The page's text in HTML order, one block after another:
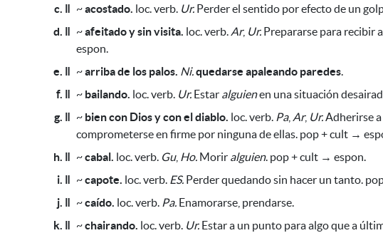
c. ǁ ~acostado. loc. verb. Ur. Perder el sentido por efecto de un
d. ǁ ~afeitado y sin visita. loc. verb. Ar, Ur. Prepararse para recibir
espon.
e. ǁ ~arriba de los palos. Ni.quedarse apaleando paredes.
f. ǁ ~ bailando. loc. verb. Ur. Estar alguienen una situación
g. ǁ ~ bien con Dios y con el diablo. loc. verb. Pa, Ar, Ur.Adherirse
comprometerse en firme por ninguna de ellas. pop + cult →
h. ǁ ~cabal. loc. verb. Gu, Ho. Morir alguien. pop + cult → espon.
i. ǁ ~capote. loc. verb. ES. Perder quedando sin hacer un tanto.
j. ǁ ~caído. loc. verb. Pa. Enamorarse, prendarse.
k. ǁ ~chairando. loc. verb. Ur. Estar a un punto para algo que a